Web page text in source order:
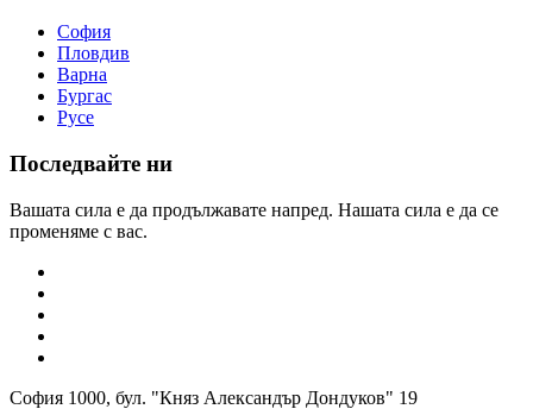
София
Пловдив
Варна
Бургас
Русе
Последвайте ни
Вашата сила е да продължавате напред. Нашата сила е да се
променяме с вас.
София 1000, бул. "Княз Александър Дондуков" 19